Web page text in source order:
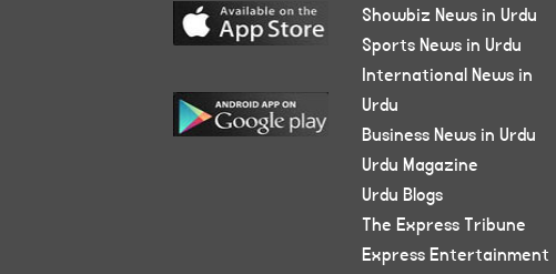
Showbiz News in Urdu
Sports News in Urdu
International News in
Urdu
Business News in Urdu
Urdu Magazine
Urdu Blogs
The Express Tribune
Express Entertainment